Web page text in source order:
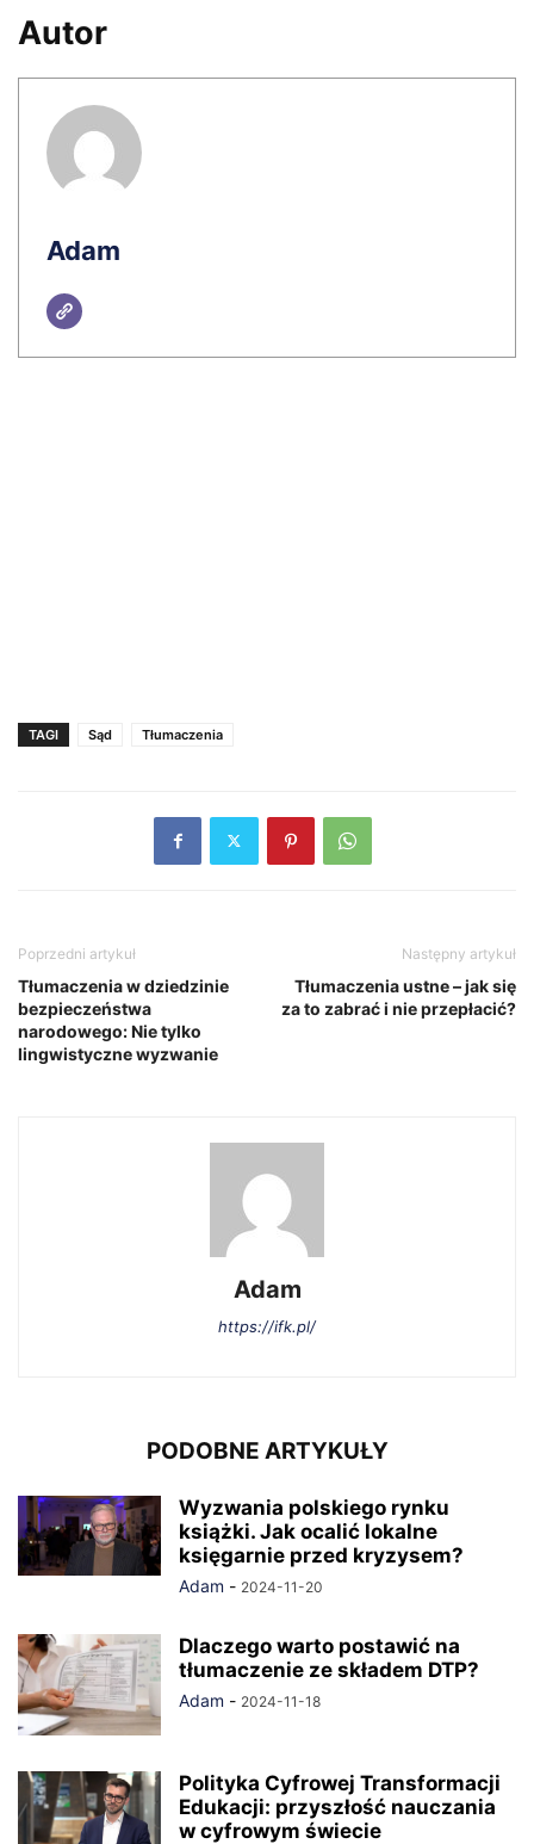
Autor
Adam
TAGI Sąd Tłumaczenia
Poprzedni artykuł
Tłumaczenia w dziedzinie
bezpieczeństwa
narodowego: Nie tylko
lingwistyczne wyzwanie
Następny artykuł
Tłumaczenia ustne – jak się
za to zabrać i nie przepłacić?
Adam
https://ifk.pl/
PODOBNE ARTYKUŁY
Wyzwania polskiego rynku
książki. Jak ocalić lokalne
księgarnie przed kryzysem?
Adam - 2024-11-20
Dlaczego warto postawić na
tłumaczenie ze składem DTP?
Adam - 2024-11-18
Polityka Cyfrowej Transformacji
Edukacji: przyszłość nauczania
w cyfrowym świecie